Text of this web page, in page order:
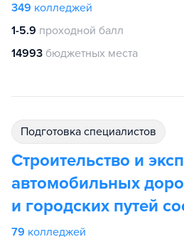
349 колледжей
1-5.9 проходной балл
14993 бюджетных места
подготовка специалистов
Строительство и
автомобильных
и городских путей
79 колледжей